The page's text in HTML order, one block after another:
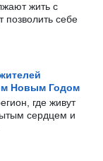
жить с
позволить себе
Новым Годом
где живут
сердцем и